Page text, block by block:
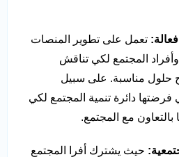
تعمل على تطوير المنصات
وأفراد المجتمع لكي تناقش
حلول مناسبة. على سبيل
فرضتها دائرة تنمية المجتمع لكي
مع المجتمع.
حيث يشترك أفرا المجتمع